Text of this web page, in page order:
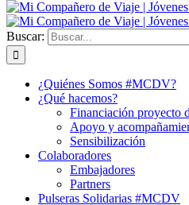
Buscar:
¿Quiénes Somos #MCDV?
¿Qué hacemos?
Financiación proyecto
Apoyo y
Sensibilización
Colaboradores
Embajadores
Partners
Pulseras Solidarias #MCDV